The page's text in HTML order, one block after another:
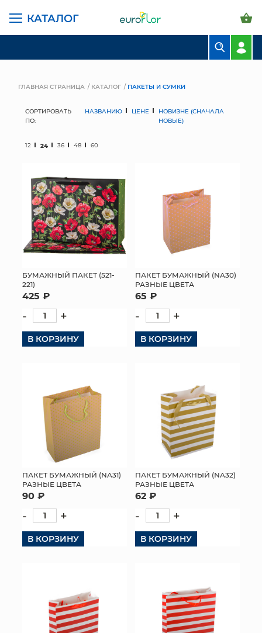
КАТАЛОГ
ГОРШКИ И КАШПО
ГРУНТЫ И УДОБРЕНИЯ
ПРЕДМЕТЫ ИНТЕРЬЕРА
ВАЗЫ
МЯГКИЕ ИГРУШКИ
КОРЗИНЫ
ЯЩИКИ
ИСКУССТВЕННЫЕ ЦВЕТЫ
ПАКЕТЫ И СУМКИ
ПОДАРОЧНЫЕ КАРТЫ
ОПТОВЫМ КЛИЕНТАМ
ДОСТАВКА И ОПЛАТА
КОНТАКТЫ
ГЛАВНАЯ СТРАНИЦА КАТАЛОГ ПАКЕТЫ И СУМКИ
СОРТИРОВАТЬ
ПО:
НАЗВАНИЮ ЦЕНЕ
НОВИЗНЕ (СНАЧАЛА
НОВЫЕ)
12 24 36 48 60
БУМАЖНЫЙ ПАКЕТ (521-
221)
425 ₽
- +
В КОРЗИНУ
ПАКЕТ БУМАЖНЫЙ (NA30)
РАЗНЫЕ ЦВЕТА
65 ₽
- +
В КОРЗИНУ
ПАКЕТ БУМАЖНЫЙ (NA31)
РАЗНЫЕ ЦВЕТА
90 ₽
- +
В КОРЗИНУ
ПАКЕТ БУМАЖНЫЙ (NA32)
РАЗНЫЕ ЦВЕТА
62 ₽
- +
В КОРЗИНУ